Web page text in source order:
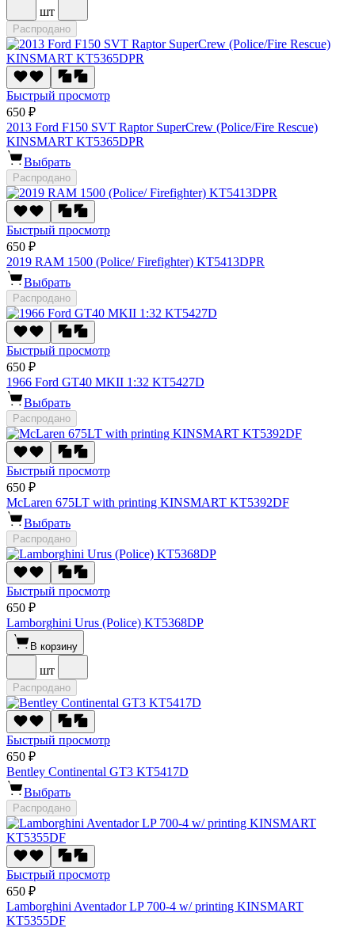
шт
Распродано
Быстрый просмотр
650 ₽
2013 Ford F150 SVT Raptor SuperCrew (Police/Fire Rescue)
KINSMART KT5365DPR
Выбрать
Распродано
Быстрый просмотр
650 ₽
2019 RAM 1500 (Police/ Firefighter) KT5413DPR
Выбрать
Распродано
Быстрый просмотр
650 ₽
1966 Ford GT40 MKII 1:32 KT5427D
Выбрать
Распродано
Быстрый просмотр
650 ₽
McLaren 675LT with printing KINSMART KT5392DF
Выбрать
Распродано
Быстрый просмотр
650 ₽
Lamborghini Urus (Police) KT5368DP
В корзину
шт
Распродано
Быстрый просмотр
650 ₽
Bentley Continental GT3 KT5417D
Выбрать
Распродано
Быстрый просмотр
650 ₽
Lamborghini Aventador LP 700-4 w/ printing KINSMART
KT5355DF